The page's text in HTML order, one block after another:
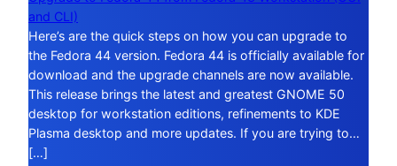
and CLI)
Here’s are the quick steps on how you can upgrade to
the Fedora 44 version. Fedora 44 is officially available for
download and the upgrade channels are now available.
This release brings the latest and greatest GNOME 50
desktop for workstation editions, refinements to KDE
Plasma desktop and more updates. If you are trying to…
[…]